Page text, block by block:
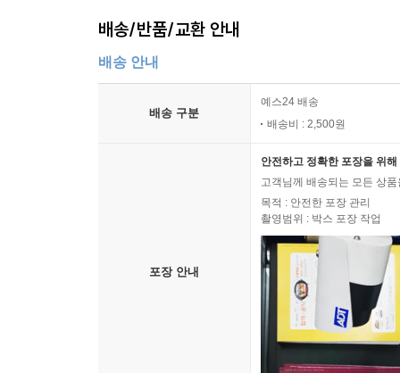
배송/반품/교환 안내
배송 안내
배송 구분
예스24 배송
배송비 : 2,500원
포장 안내
안전하고 정확한 포장을 위
고객님께 배송되는 모든 상
목적 : 안전한 포장 관리
촬영범위 : 박스 포장 작업